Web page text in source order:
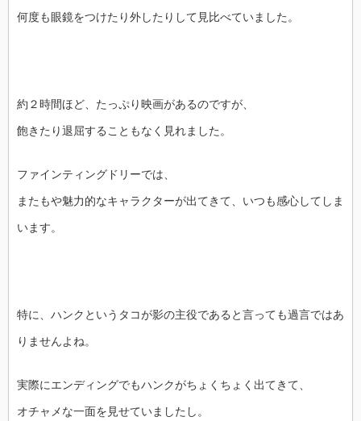
何度も眼鏡をつけたり外したりして見比べていました。
約２時間ほど、たっぷり映画があるのですが、
飽きたり退屈することもなく見れました。
ファインティングドリーでは、
またもや魅力的なキャラクターが出てきて、いつも感心してしま
います。
特に、ハンクというタコが影の主役であると言っても過言ではあ
りませんよね。
実際にエンディングでもハンクがちょくちょく出てきて、
オチャメな一面を見せていましたし。